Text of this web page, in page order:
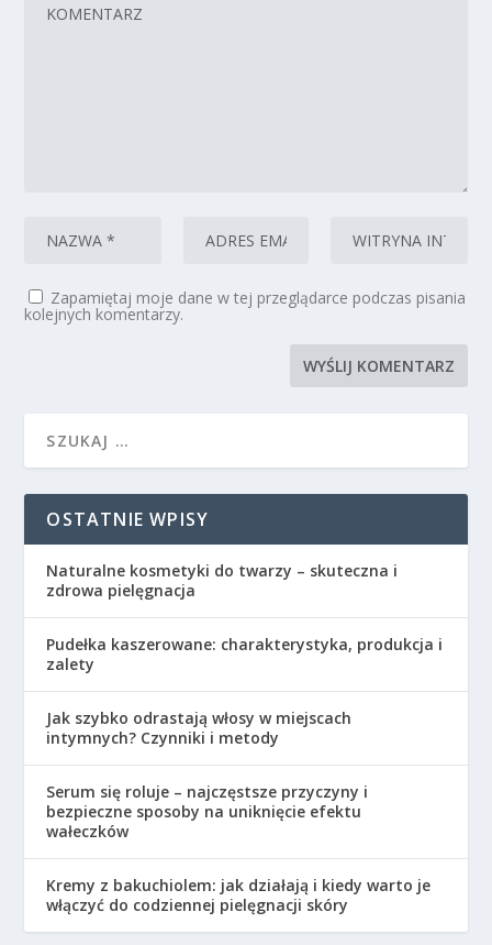
Zapamiętaj moje dane w tej przeglądarce podczas pisania
kolejnych komentarzy.
OSTATNIE WPISY
Naturalne kosmetyki do twarzy – skuteczna i
zdrowa pielęgnacja
Pudełka kaszerowane: charakterystyka, produkcja i
zalety
Jak szybko odrastają włosy w miejscach
intymnych? Czynniki i metody
Serum się roluje – najczęstsze przyczyny i
bezpieczne sposoby na uniknięcie efektu
wałeczków
Kremy z bakuchiolem: jak działają i kiedy warto je
włączyć do codziennej pielęgnacji skóry